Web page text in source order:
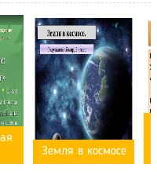
Земля в космосе